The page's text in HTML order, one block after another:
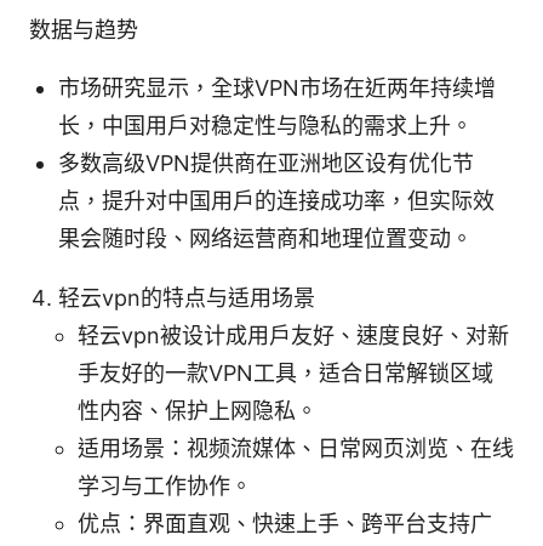
数据与趋势
市场研究显示，全球VPN市场在近两年持续增
长，中国用户对稳定性与隐私的需求上升。
多数高级VPN提供商在亚洲地区设有优化节
点，提升对中国用户的连接成功率，但实际效
果会随时段、网络运营商和地理位置变动。
轻云vpn的特点与适用场景
轻云vpn被设计成用户友好、速度良好、对新
手友好的一款VPN工具，适合日常解锁区域
性内容、保护上网隐私。
适用场景：视频流媒体、日常网页浏览、在线
学习与工作协作。
优点：界面直观、快速上手、跨平台支持广